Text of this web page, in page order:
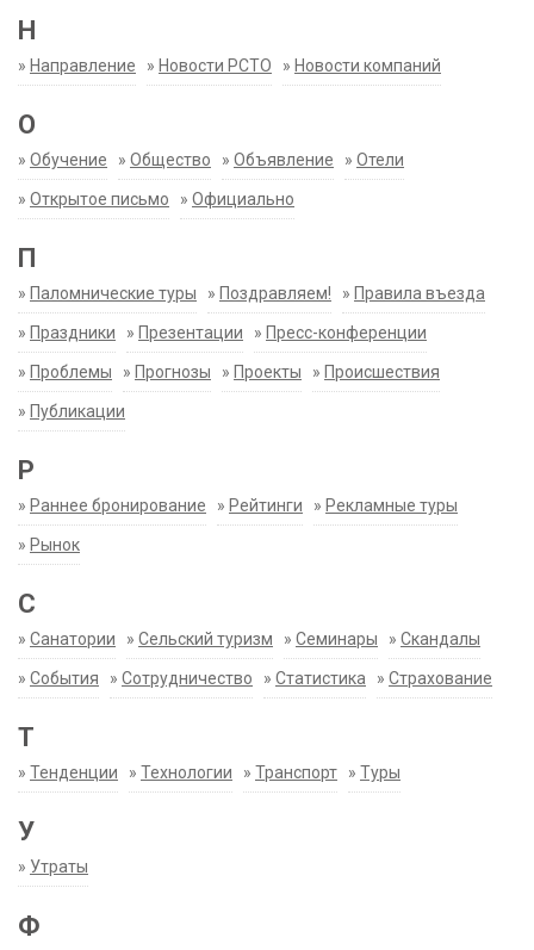
Н
» Направление » Новости РСТО » Новости компаний
О
» Обучение » Общество » Объявление » Отели
» Открытое письмо » Официально
П
» Паломнические туры » Поздравляем! » Правила въезда
» Праздники » Презентации » Пресс-конференции
» Проблемы » Прогнозы » Проекты » Происшествия
» Публикации
Р
» Раннее бронирование » Рейтинги » Рекламные туры
» Рынок
С
» Санатории » Сельский туризм » Семинары » Скандалы
» События » Сотрудничество » Статистика » Страхование
Т
» Тенденции » Технологии » Транспорт » Туры
У
» Утраты
Ф